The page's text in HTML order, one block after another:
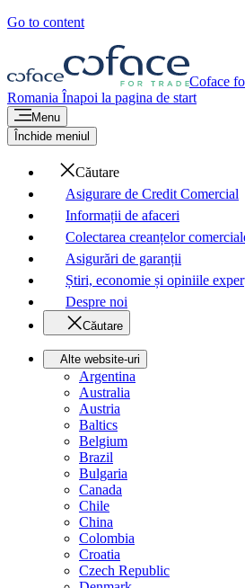
Go to content
Coface
Romania Înapoi la pagina de start
Menu
Închide meniul
Căutare
Asigurare de Credit Comercial
Informații de afaceri
Colectarea creanțelor
Asigurări de garanții
Știri, economie și opiniile
Despre noi
Căutare
Alte website-uri
Argentina
Australia
Austria
Baltics
Belgium
Brazil
Bulgaria
Canada
Chile
China
Colombia
Croatia
Czech Republic